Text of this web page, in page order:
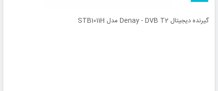
گیرنده دیجیتال Denay - DVB T2 مدل STB1011H